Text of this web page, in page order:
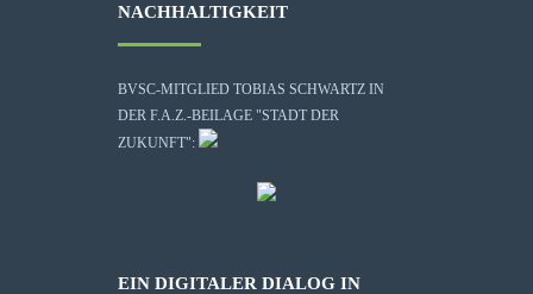
NACHHALTIGKEIT
BVSC-MITGLIED TOBIAS SCHWARTZ IN
DER F.A.Z.-BEILAGE "STADT DER
ZUKUNFT":
EIN DIGITALER DIALOG IN